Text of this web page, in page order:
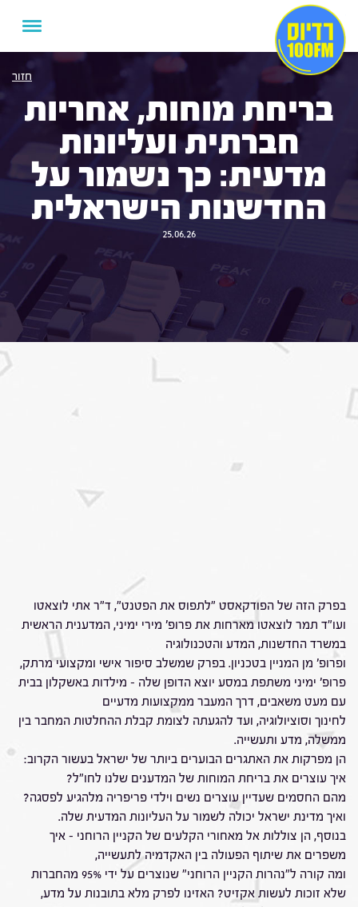
חזור
בריחת מוחות, אחריות
חברתית ועליונות
מדעית: כך נשמור על
החדשנות הישראלית
25.06.26
בפרק הזה של הפודקאסט "לתפוס את הפטנט", ד"ר אתי לוצאטו
ועו"ד תמר לוצאטו מארחות את פרופ' מירי ימיני, המדענית הראשית
במשרד החדשנות, המדע והטכנולוגיה
ופרופ' מן המניין בטכניון. בפרק שמשלב סיפור אישי ומקצועי מרתק,
פרופ' ימיני משתפת במסע יוצא הדופן שלה – מילדות באשקלון בבית
עם מעט משאבים, דרך המעבר ממקצועות מדעיים
לחינוך וסוציולוגיה, ועד להגעתה לצומת קבלת ההחלטות המחבר בין
ממשלה, מדע ותעשייה.
הן מפרקות את האתגרים הבוערים ביותר של ישראל בעשור הקרוב:
איך עוצרים את בריחת המוחות של המדענים שלנו לחו"ל?
מהם החסמים שעדיין עוצרים נשים וילדי פריפריה מלהגיע לפסגה?
ואיך מדינת ישראל יכולה לשמור על העליונות המדעית שלה.
בנוסף, הן צוללות אל מאחורי הקלעים של הקניין הרוחני – איך
משפרים את שיתוף הפעולה בין האקדמיה לתעשייה,
ומה קורה ל"נהרות הקניין הרוחני" שנוצרים על ידי 95% מהחברות
שלא זוכות לעשות אקזיט? האזינו לפרק מלא בתובנות על מדע,